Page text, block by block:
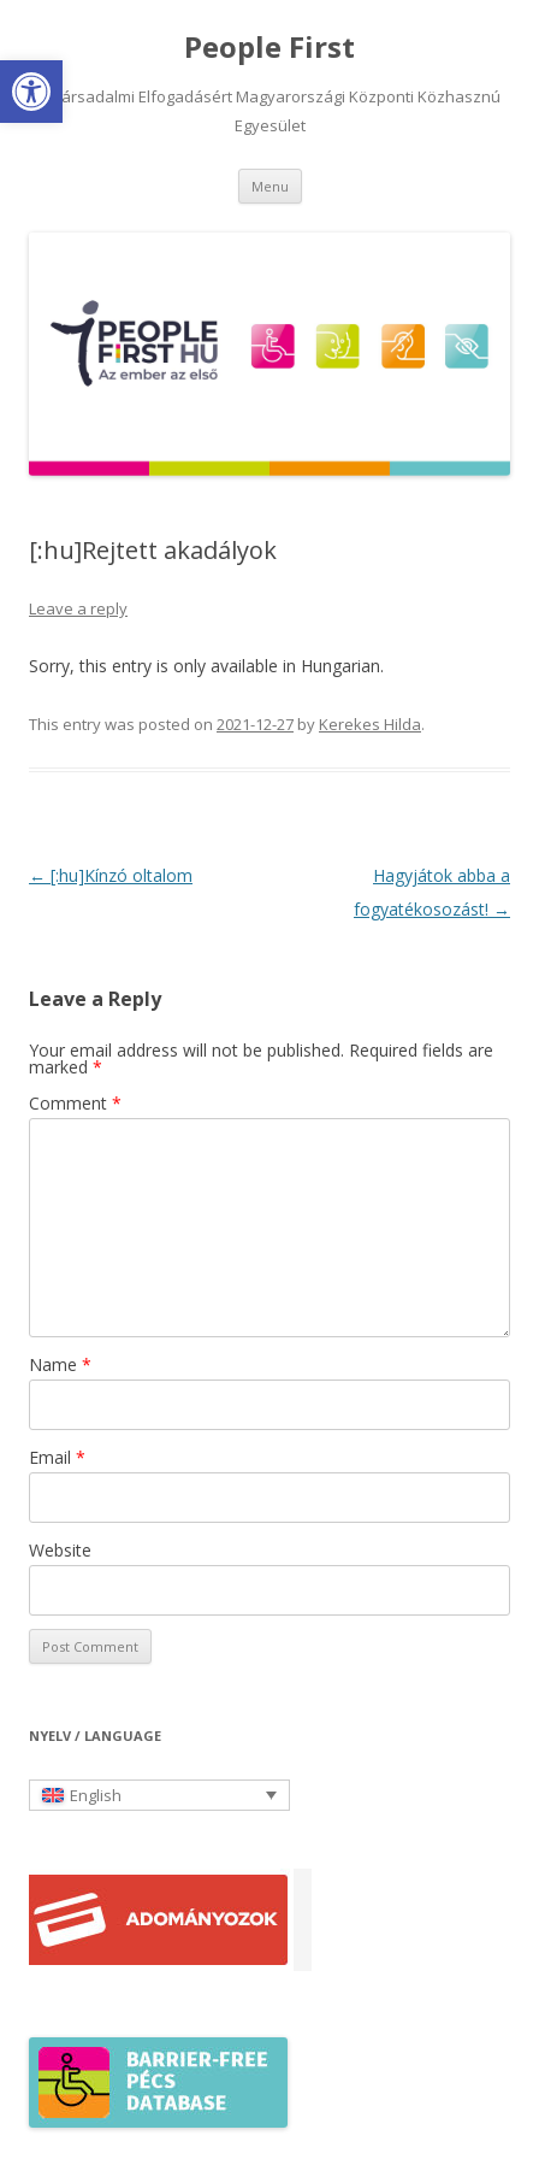
Open toolbar People First
A Társadalmi Elfogadásért Magyarországi Központi Közhasznú
Egyesület
Menu Skip
content
[:hu]Rejtett akadályok
Leave a reply
Sorry, this entry is only available in Hungarian.
This entry was posted on 2021-12-27 by Kerekes Hilda.
Post
← [:hu]Kínzó oltalom
Hagyjátok abba a
fogyatékosozást! →
Leave a Reply
Your email address will not be published. Required fields are
marked *
Comment *
Name *
Email *
Website
NYELV / LANGUAGE
English